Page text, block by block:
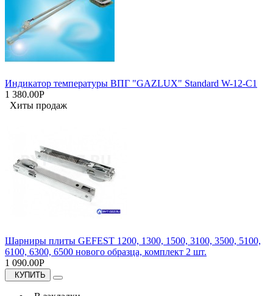
Индикатор температуры ВПГ "GAZLUX" Standard W-12-C1
1 380.00Р
Хиты продаж
Шарниры плиты GEFEST 1200, 1300, 1500, 3100, 3500, 5100,
6100, 6300, 6500 нового образца, комплект 2 шт.
1 090.00Р
КУПИТЬ